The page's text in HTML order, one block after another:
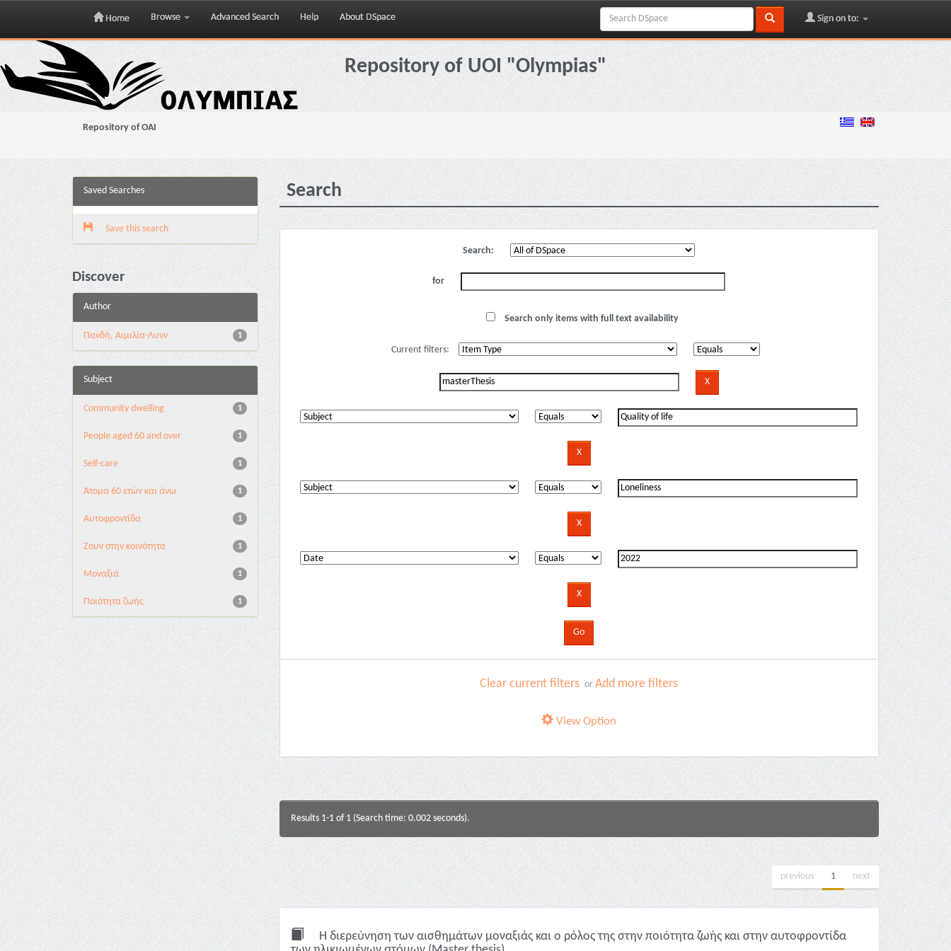
Skip
navigation
Home Browse Advanced Search Help About DSpace Sign on to:
Repository of UOI "Olympias"
Repository of OAI
Saved Searches
Save this search
Discover
Author
1
Πανδή, Αιμιλία-Λυνν
Subject
1
Community dwelling
1
People aged 60 and over
1
Self-care
1
Άτομα 60 ετών και άνω
1
Αυτοφροντίδα
1
Ζουν στην κοινότητα
1
Μοναξιά
1
Ποιότητα ζωής
Search
Search:
for
Search only items with full text availability
Current filters:
Clear current filters orAdd more filters
View Option
Results 1-1 of 1 (Search time: 0.002 seconds).
previous 1 next
Η διερεύνηση των αισθημάτων μοναξιάς και ο ρόλος της στην ποιότητα ζωής και στην αυτοφροντίδα